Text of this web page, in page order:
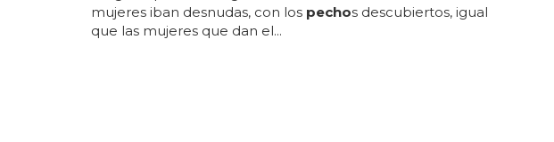
mujeres iban desnudas, con los pechos descubiertos, igual
que las mujeres que dan el...